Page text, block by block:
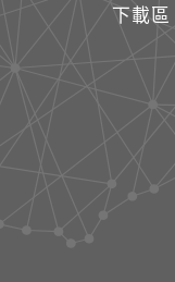
下載區